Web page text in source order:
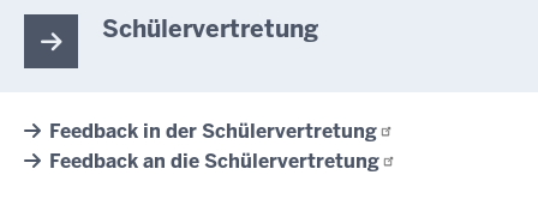
Schülervertretung
Feedback in derSchülervertretung
Feedback an dieSchülervertretung